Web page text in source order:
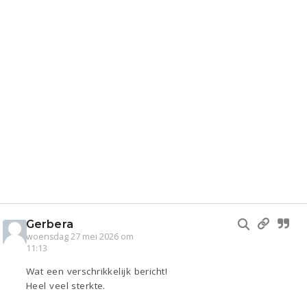
Gerbera
woensdag 27 mei 2026 om
11:13
Wat een verschrikkelijk bericht!
Heel veel sterkte.